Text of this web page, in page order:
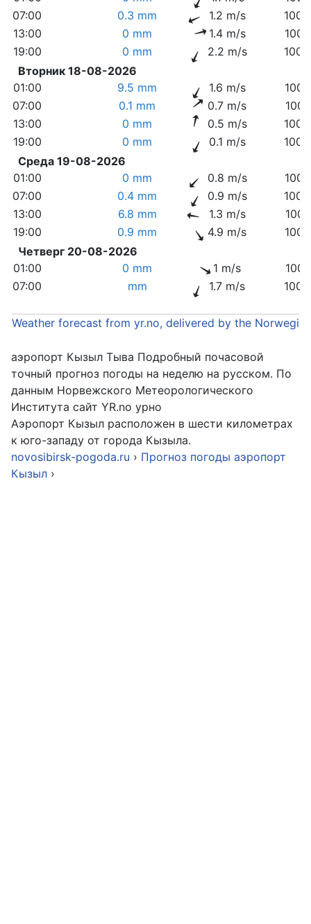
07:00
0.3 mm 1.2 m/s
13:00
0 mm 1.4 m/s
19:00
0 mm 2.2 m/s
Вторник 18-08-2026
01:00
9.5 mm 1.6 m/s
07:00
0.1 mm 0.7 m/s
13:00
0 mm 0.5 m/s
19:00
0 mm 0.1 m/s
Среда 19-08-2026
01:00
0 mm 0.8 m/s
07:00
0.4 mm 0.9 m/s
13:00
6.8 mm 1.3 m/s
19:00
0.9 mm 4.9 m/s
Четверг 20-08-2026
01:00
0 mm 1 m/s
07:00
mm 1.7 m/s
Weather forecast from yr.no, delivered by the
аэропорт Кызыл Тыва Подробный почасовой
точный прогноз погоды на неделю на русском. По
данным Норвежского Метеорологического
Института сайт YR.no урно
Аэропорт Кызыл расположен в шести километрах
к юго-западу от города Кызыла.
novosibirsk-pogoda.ru › Прогноз погоды аэропорт
Кызыл ›